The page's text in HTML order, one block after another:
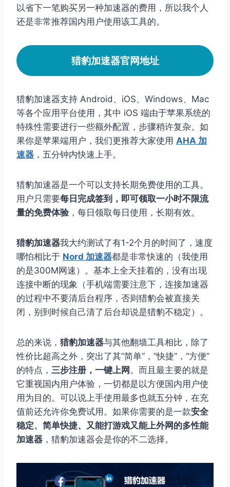
以省下一笔购买另一种加速器的费用，所以我个人
还是非常推荐国内用户使用该工具的。
猎豹加速器官网地址
猎豹加速器支持 Android、iOS、Windows、Mac
等各个应用平台使用，其中 iOS 端由于苹果系统的
特殊性需要进行一些额外配置，步骤稍许复杂。如
果你是苹果端用户，我们更推荐大家使用 AHA 加
速器 ，五分钟内快速上手。
猎豹加速器是一个可以支持长期免费使用的工具。
用户只需要每日完成签到，即可领取一小时不限流
量的免费体验，每日领取每日使用，长期有效。
猎豹加速器我大约测试了有1-2个月的时间了，速度
哪怕相比于 Nord 加速器都是非常快速的（我使用
的是300M网速）。基本上全天挂着的，没有出现
连接中断的现象（手机端需要注意下，连接加速器
的过程中不要清后台程序，否则猎豹会被直接关
闭，别到时候自己清了后台却说是猎豹不稳定）。
总的来说， 猎豹加速器与其他翻墙工具相比，除了
性价比超高之外，突出了其“简单”，“快捷”，“方便”
的特点， 三步注册，一键上网。而且最主要的就是
它重视国内用户体验，一切都是以方便国内用户使
用为目的。可以说上手使用最多也就五分钟，在充
值前还允许你免费试用。如果你需要的是一款安全
稳定、简单快捷、又能打游戏又能上外网的多性能
加速器 ，猎豹加速器会是你的不二选择。